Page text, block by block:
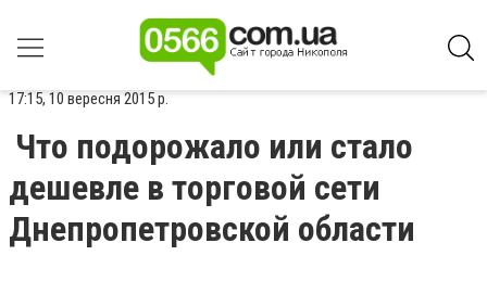
17:15, 10 вересня 2015 р.
Что подорожало или стало
дешевле в торговой сети
Днепропетровской области